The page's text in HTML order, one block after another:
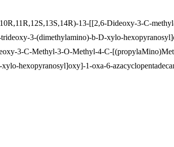
13-[[2,6-Dideoxy-3-C-
3-(dimethylamino)-b-D-xylo-
3-C-Methyl-3-O-Methyl-4-C-
hexopyranosyl]oxy]-1-oxa-6-